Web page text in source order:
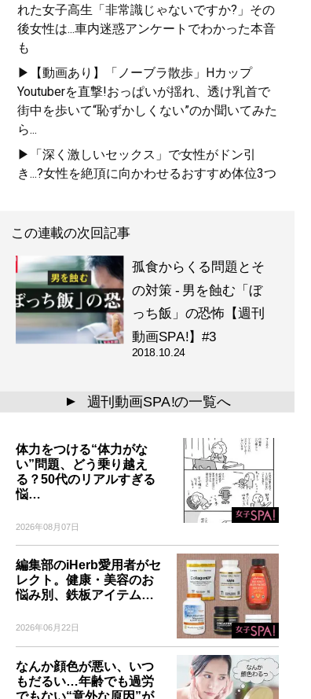
れた女子高生「非常識じゃないですか?」その
後女性は...車内迷惑アンケートでわかった本音
も
▶【動画あり】「ノーブラ散歩」Hカップ
Youtuberを直撃!おっぱいが揺れ、透け乳首で
街中を歩いて“恥ずかしくない”のか聞いてみた
ら...
▶「深く激しいセックス」で女性がドン引
き...?女性を絶頂に向かわせるおすすめ体位3つ
この連載の次回記事
孤食からくる問題とそ
の対策 - 男を蝕む「ぼ
っち飯」の恐怖【週刊
動画SPA!】#3
2018.10.24
▲ 週刊動画SPA!の一覧へ
体力をつける“体力がな
い”問題、どう乗り越え
る？50代のリアルすぎる
悩…
2026年08月07日
編集部のiHerb愛用者がセ
レクト。健康・美容のお
悩み別、鉄板アイテム…
2026年06月22日
なんか顔色が悪い、いつ
もだるい…年齢でも過労
でもない“意外な原因”が